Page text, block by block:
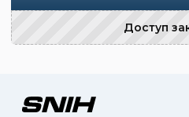
Доступ